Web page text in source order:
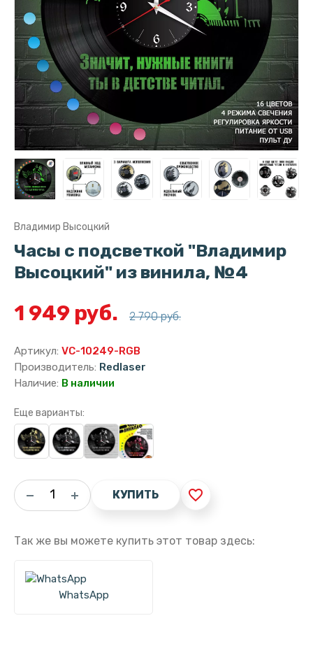
Владимир Высоцкий
Часы с подсветкой "Владимир
Высоцкий" из винила, №4
1 949 руб. 2 790 руб.
Артикул: VC-10249-RGB
Производитель: Redlaser
Наличие: В наличии
Еще варианты:
КУПИТЬ favorite_border
Так же вы можете купить этот товар здесь:
WhatsApp